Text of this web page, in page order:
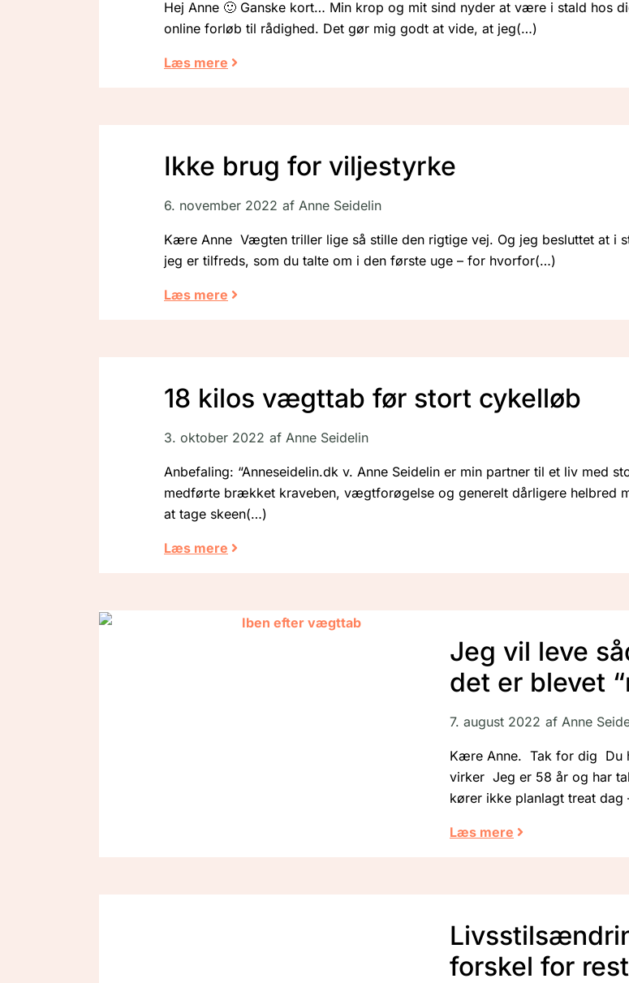
Hej Anne 🙂 Ganske kort… Min krop og mit sind nyder at være i stald hos
online forløb til rådighed. Det gør mig godt at vide, at jeg
Læs mere
Ikke brug for viljestyrke
6. november 2022 af Anne Seidelin
Kære Anne Vægten triller lige så stille den rigtige vej. Og jeg besluttet at i
jeg er tilfreds, som du talte om i den første uge – for hvorfor
Læs mere
18 kilos vægttab før stort cykelløb
3. oktober 2022 af Anne Seidelin
Anbefaling: “Anneseidelin.dk v. Anne Seidelin er min partner til et liv med
medførte brækket kraveben, vægtforøgelse og generelt dårligere helbred
at tage skeen
Læs mere
Jeg vil leve
det er blevet
7. august 2022 af Anne
Kære Anne. Tak for dig Du
virker Jeg er 58 år og har
kører ikke planlagt treat dag
Læs mere
forskel for